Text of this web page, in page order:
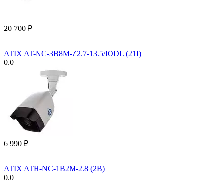
20 700 ₽
ATIX AT-NC-3B8M-Z2.7-13.5/IODL (21I)
0.0
6 990 ₽
ATIX ATH-NC-1B2M-2.8 (2B)
0.0